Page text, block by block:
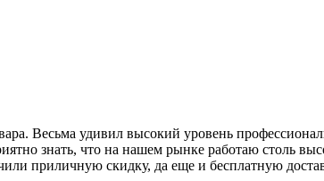
Весьма удивил высокий уровень
знать, что на нашем рынке работаю столь
приличную скидку, да еще и бесплатную